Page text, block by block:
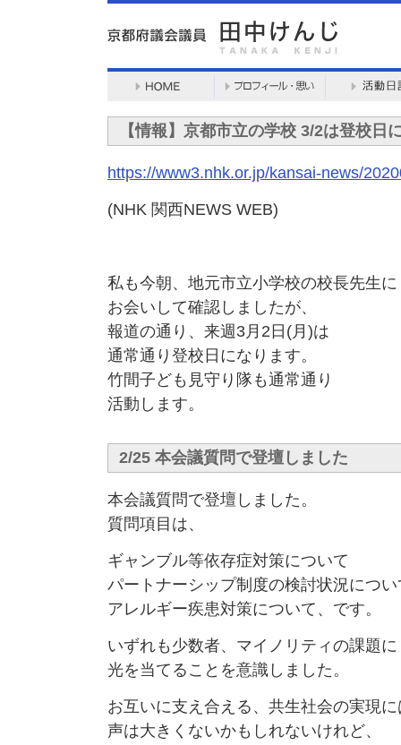
【情報】京都市立の学校 3/2は登校日
https://www3.nhk.or.jp/kansai-news/
(NHK 関西NEWS WEB)
私も今朝、地元市立小学校の校長先生に
お会いして確認しましたが、
報道の通り、来週3月2日(月)は
通常通り登校日になります。
竹間子ども見守り隊も通常通り
活動します。
2/25 本会議質問で登壇しました
本会議質問で登壇しました。
質問項目は、
ギャンブル等依存症対策について
パートナーシップ制度の検討状況につい
アレルギー疾患対策について、です。
いずれも少数者、マイノリティの課題に
光を当てることを意識しました。
お互いに支え合える、共生社会の実現に
声は大きくないかもしれないけれど、